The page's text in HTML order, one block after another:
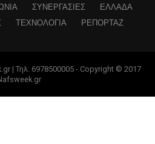
ΣΥΝΕΡΓΑΣΙΕΣ
ΕΛΛΑΔΑ
ΤΕΧΝΟΛΟΓΙΑ ΡΕΠΟΡΤΑΖ
| Τηλ: 6978500005 - Copyright © 2017